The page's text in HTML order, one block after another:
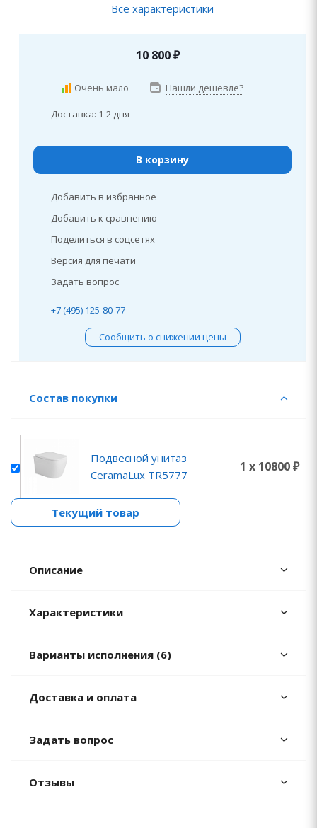
Все характеристики
10 800₽
Очень мало Нашли дешевле?
Доставка: 1-2 дня
В корзину
Добавить в избранное
Добавить к сравнению
Поделиться в соцсетях
Версия для печати
Задать вопрос
+7 (495) 125-80-77
Сообщить о снижении цены
Состав покупки
Подвесной унитаз
CeramaLux TR5777
1 x 10800 ₽
Текущий товар
Описание
Характеристики
Варианты исполнения (6)
Доставка и оплата
Задать вопрос
Отзывы